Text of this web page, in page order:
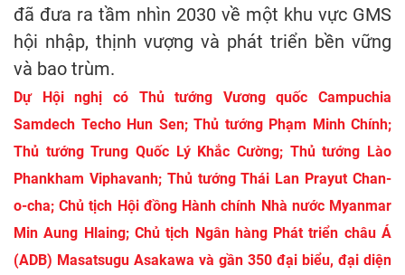
đã đưa ra tầm nhìn 2030 về một khu vực GMS
hội nhập, thịnh vượng và phát triển bền vững
và bao trùm.
Dự Hội nghị có Thủ tướng Vương quốc Campuchia
Samdech Techo Hun Sen; Thủ tướng Phạm Minh Chính;
Thủ tướng Trung Quốc Lý Khắc Cường; Thủ tướng Lào
Phankham Viphavanh; Thủ tướng Thái Lan Prayut Chan-
o-cha; Chủ tịch Hội đồng Hành chính Nhà nước Myanmar
Min Aung Hlaing; Chủ tịch Ngân hàng Phát triển châu Á
(ADB) Masatsugu Asakawa và gần 350 đại biểu, đại diện